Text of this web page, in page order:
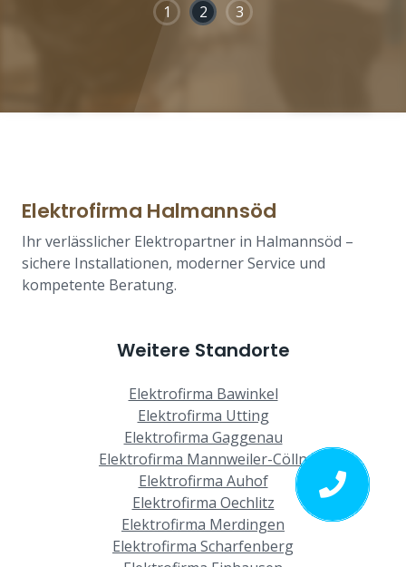
1 2 3
Elektrofirma Halmannsöd
Ihr verlässlicher Elektropartner in Halmannsöd –
sichere Installationen, moderner Service und
kompetente Beratung.
Weitere Standorte
Elektrofirma Bawinkel
Elektrofirma Utting
Elektrofirma Gaggenau
Elektrofirma Mannweiler-Cölln
Elektrofirma Auhof
Elektrofirma Oechlitz
Elektrofirma Merdingen
Elektrofirma Scharfenberg